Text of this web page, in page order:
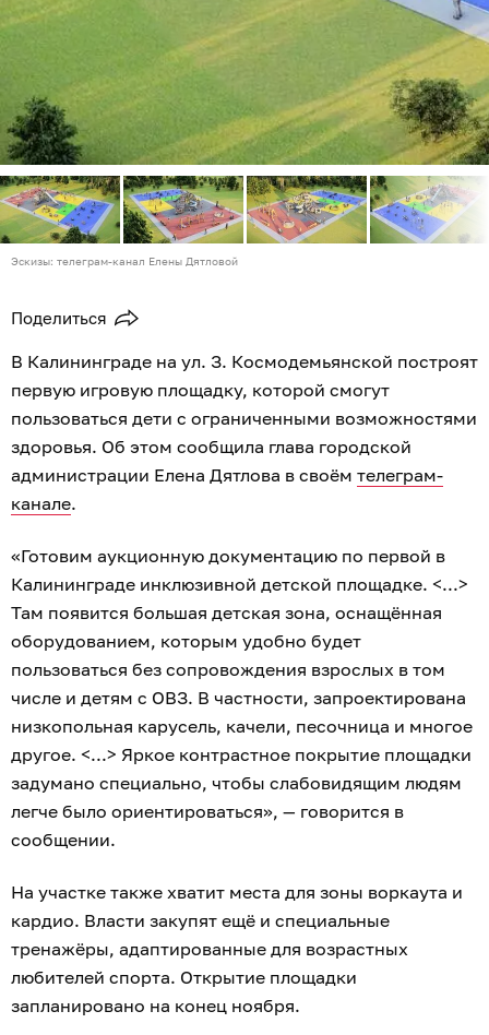
Эскизы: телеграм-канал Елены Дятловой
Поделиться
В Калининграде на ул. З. Космодемьянской построят
первую игровую площадку, которой смогут
пользоваться дети с ограниченными возможностями
здоровья. Об этом сообщила глава городской
администрации Елена Дятлова в своём телеграм-
канале.
«Готовим аукционную документацию по первой в
Калининграде инклюзивной детской площадке. <...>
Там появится большая детская зона, оснащённая
оборудованием, которым удобно будет
пользоваться без сопровождения взрослых в том
числе и детям с ОВЗ. В частности, запроектирована
низкопольная карусель, качели, песочница и многое
другое. <...> Яркое контрастное покрытие площадки
задумано специально, чтобы слабовидящим людям
легче было ориентироваться», — говорится в
сообщении.
На участке также хватит места для зоны воркаута и
кардио. Власти закупят ещё и специальные
тренажёры, адаптированные для возрастных
любителей спорта. Открытие площадки
запланировано на конец ноября.